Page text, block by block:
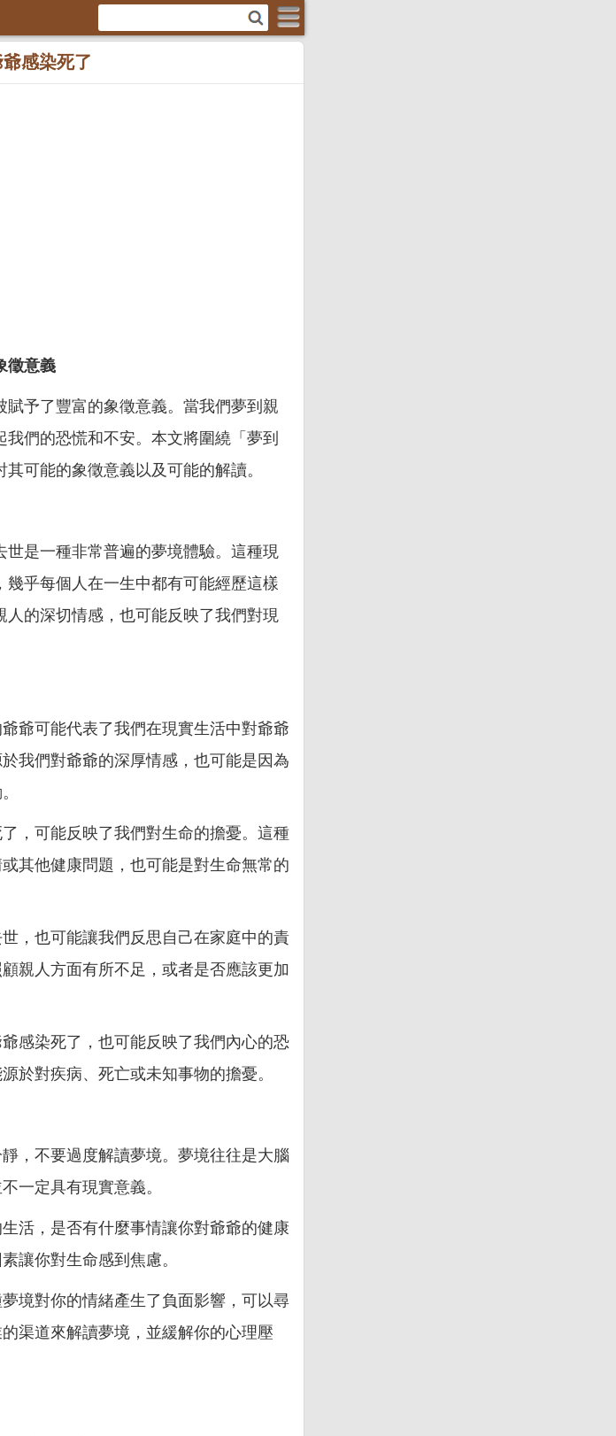
感染死了
徵意義
予了豐富的象徵意義。當我們夢到親
們的恐慌和不安。本文將圍繞「夢到
可能的象徵意義以及可能的解讀。
是一種非常普遍的夢境體驗。這種現
乎每個人在一生中都有可能經歷這樣
的深切情感，也可能反映了我們對現
爺可能代表了我們在現實生活中對爺爺
我們對爺爺的深厚情感，也可能是因為
了，可能反映了我們對生命的擔憂。這種
其他健康問題，也可能是對生命無常的
世，也可能讓我們反思自己在家庭中的責
親人方面有所不足，或者是否應該更加
爺感染死了，也可能反映了我們內心的恐
於對疾病、死亡或未知事物的擔憂。
，不要過度解讀夢境。夢境往往是大腦
一定具有現實意義。
活，是否有什麼事情讓你對爺爺的健康
讓你對生命感到焦慮。
境對你的情緒產生了負面影響，可以尋
渠道來解讀夢境，並緩解你的心理壓